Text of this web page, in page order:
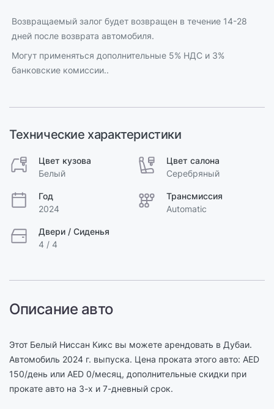
Возвращаемый залог будет возвращен в течение 14-28
дней после возврата автомобиля.
Могут применяться дополнительные 5% НДС и 3%
банковские комиссии..
Технические характеристики
Цвет кузова
Белый
Цвет салона
Серебряный
Год
2024
Трансмиссия
Automatic
Двери / Сиденья
4 / 4
Описание авто
Этот Белый Ниссан Кикс вы можете арендовать в Дубаи.
Автомобиль 2024 г. выпуска. Цена проката этого авто: AED
150/день или AED 0/месяц, дополнительные скидки при
прокате авто на 3-х и 7-дневный срок.